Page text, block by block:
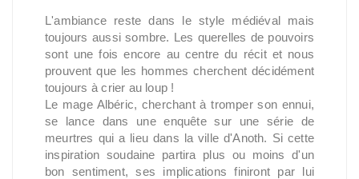
L'ambiance reste dans le style médiéval mais
toujours aussi sombre. Les querelles de pouvoirs
sont une fois encore au centre du récit et nous
prouvent que les hommes cherchent décidément
toujours à crier au loup !
Le mage Albéric, cherchant à tromper son ennui,
se lance dans une enquête sur une série de
meurtres qui a lieu dans la ville d'Anoth. Si cette
inspiration soudaine partira plus ou moins d'un
bon sentiment, ses implications finiront par lui